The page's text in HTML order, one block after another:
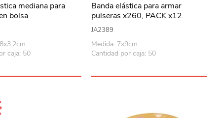
mediana para
bolsa
caja: 50
Banda elástica para armar
pulseras x260, PACK x12
JA2389
Medida: 7x9cm
Cantidad por caja: 50